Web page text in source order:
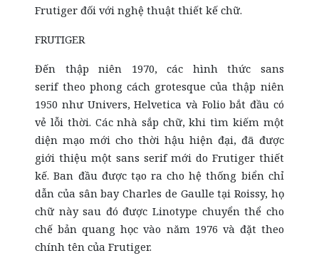
Frutiger đối với nghệ thuật thiết kế chữ.
FRUTIGER
Đến thập niên 1970, các hình thức sans
serif theo phong cách grotesque của thập niên
1950 như Univers, Helvetica và Folio bắt đầu có
vẻ lỗi thời. Các nhà sắp chữ, khi tìm kiếm một
diện mạo mới cho thời hậu hiện đại, đã được
giới thiệu một sans serif mới do Frutiger thiết
kế. Ban đầu được tạo ra cho hệ thống biển chỉ
dẫn của sân bay Charles de Gaulle tại Roissy, họ
chữ này sau đó được Linotype chuyển thể cho
chế bản quang học vào năm 1976 và đặt theo
chính tên của Frutiger.